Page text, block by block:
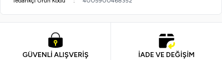
GÜVENLİ ALIŞVERİŞ İADE VE DEĞİŞİM